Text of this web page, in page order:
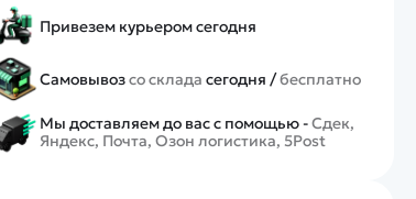
Привезем курьером сегодня
Самовывозсо склада сегодня /бесплатно
Мы доставляем до вас с помощью -Сдек,
Яндекс, Почта, Озон логистика, 5Post